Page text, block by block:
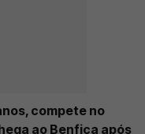
compete no
ao Benfica após